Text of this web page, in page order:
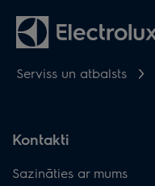
Serviss un atbalsts
Kontakti
Sazināties ar mums